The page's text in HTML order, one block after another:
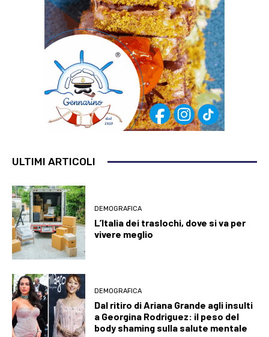
ULTIMI ARTICOLI
DEMOGRAFICA
L’Italia dei traslochi, dove si va per
vivere meglio
DEMOGRAFICA
Dal ritiro di Ariana Grande agli insulti
a Georgina Rodriguez: il peso del
body shaming sulla salute mentale